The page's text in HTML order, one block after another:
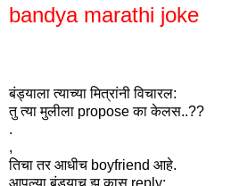
bandya marathi joke
बंड्याला त्याच्या मित्रांनी विचारल:
तु त्या मुलीला propose का केलस..??
.
,
तिचा तर आधीच boyfriend आहे.
आपल्या बंड्याच झ कास reply: